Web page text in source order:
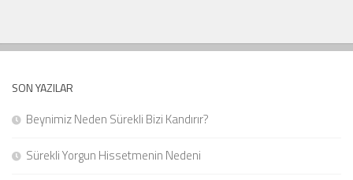
SON YAZILAR
Beynimiz Neden Sürekli Bizi Kandırır?
Sürekli Yorgun Hissetmenin Nedeni